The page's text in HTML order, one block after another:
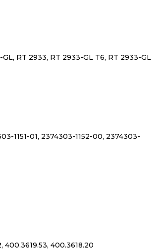
RT 2933, RT 2933-GL T6, RT 2933-GL
1151-01, 2374303-1152-00, 2374303-
400.3619.53, 400.3618.20